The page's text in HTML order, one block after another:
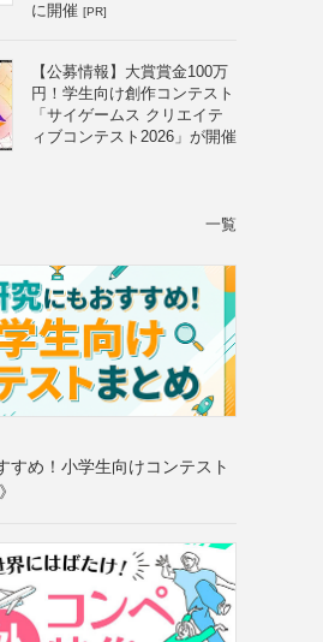
に開催 [PR]
【公募情報】大賞賞金100万
円！学生向け創作コンテスト
「サイゲームス クリエイテ
ィブコンテスト2026」が開催
一覧
すめ！小学生向けコンテスト